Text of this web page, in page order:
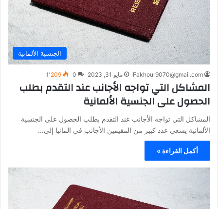
الجنسية الألمانية
Fakhour9070@gmail.com مايو 31, 2023 0 1٬209
المشاكل التي تواجه الأجانب عند التقدم بطلب
الحصول على الجنسية الألمانية
المشاكل التي تواجه الأجانب عند التقدم بطلب الحصول على الجنسية
الألمانية يسعى عدد كبير من المقيمين الأجانب في المانيا إلى…
أكمل القراءة »